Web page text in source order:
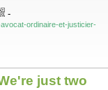
-
ordinaire-et-justicier-
just two